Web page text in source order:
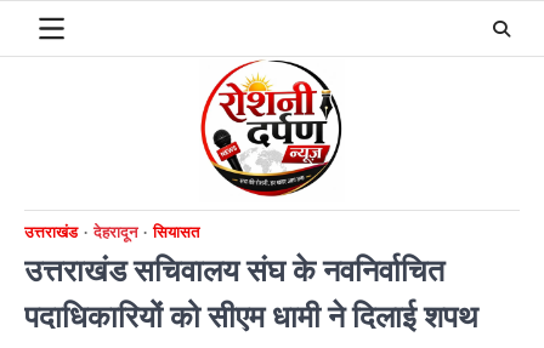
उत्तराखंड देहरादून सियासत
उत्तराखंड सचिवालय संघ के नवनिर्वाचित
पदाधिकारियों को सीएम धामी ने दिलाई शपथ